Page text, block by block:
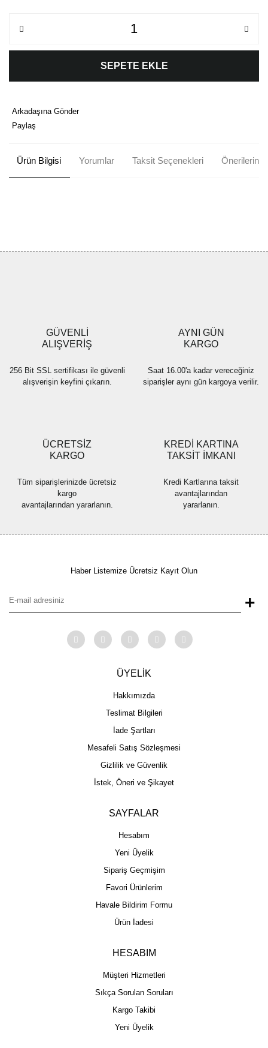
SEPETE EKLE
Arkadaşına Gönder
Paylaş
Ürün Bilgisi Yorumlar Taksit Seçenekleri Önerileriniz
Ürün fiyatı diğer sitelerden daha pahalı.
Bu ürüne benzer farklı alternatifler olmalı.
GÜVENLİ
ALIŞVERİŞ
256 Bit SSL sertifikası ile güvenli
alışverişin keyfini çıkarın.
AYNI GÜN
KARGO
Saat 16.00'a kadar vereceğiniz
siparişler aynı gün kargoya verilir.
ÜCRETSİZ
KARGO
Tüm siparişlerinizde ücretsiz
kargo
avantajlarından yararlanın.
KREDİ KARTINA
TAKSİT İMKANI
Kredi Kartlarına taksit
avantajlarından
yararlanın.
Haber Listemize Ücretsiz Kayıt Olun
+
ÜYELİK
Hakkımızda
Teslimat Bilgileri
İade Şartları
Mesafeli Satış Sözleşmesi
Gizlilik ve Güvenlik
İstek, Öneri ve Şikayet
SAYFALAR
Hesabım
Yeni Üyelik
Sipariş Geçmişim
Favori Ürünlerim
Havale Bildirim Formu
Ürün İadesi
HESABIM
Müşteri Hizmetleri
Sıkça Sorulan Soruları
Kargo Takibi
Yeni Üyelik